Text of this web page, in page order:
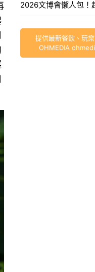
提供最新餐飲、玩
OHMEDIA